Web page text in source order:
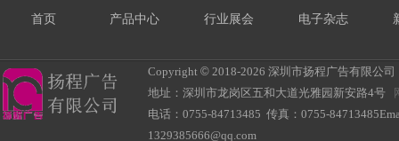
首页 产品中心 行业展会 电子杂志
Copyright © 2018-2026 深圳市扬程广告有限公
地址：深圳市龙岗区五和大道光雅园新安路4号
电话：0755-84713485 传真：0755-
1329385666@qq.com